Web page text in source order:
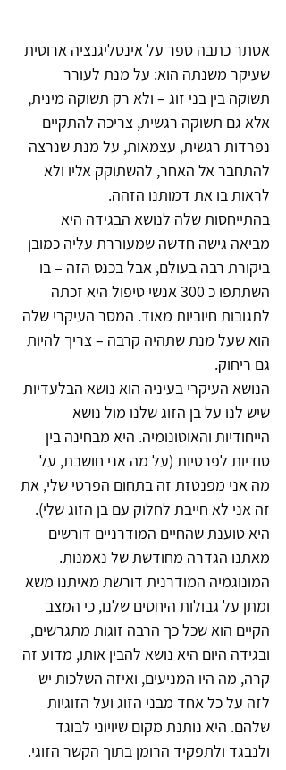
אסתר כתבה ספר על אינטליגנציה ארוטית
שעיקר משנתה הוא: על מנת לעורר
תשוקה בין בני זוג – ולא רק תשוקה מינית,
אלא גם תשוקה רגשית, צריכה להתקיים
נפרדות רגשית, עצמאות, על מנת שנרצה
להתחבר אל האחר, להשתוקק אליו ולא
לראות בו את דמותנו הזהה.
בהתייחסות שלה לנושא הבגידה היא
מביאה גישה חדשה שמעוררת עליה כמובן
ביקורת רבה בעולם, אבל בכנס הזה – בו
השתתפו כ 300 אנשי טיפול היא זכתה
לתגובות חיוביות מאוד. המסר העיקרי שלה
הוא שעל מנת שתהיה קרבה – צריך להיות
גם ריחוק.
הנושא העיקרי בעיניה הוא נושא הבלעדיות
שיש לנו על בן הזוג שלנו מול נושא
הייחודיות והאוטונומיה. היא מבחינה בין
סודיות לפרטיות (על מה אני חושבת, על
מה אני מפנטזת זה בתחום הפרטי שלי, את
זה אני לא חייבת לחלוק עם בן הזוג שלי).
היא טוענת שהחיים המודרניים דורשים
מאתנו הגדרה מחודשת של נאמנות.
המונוגמיה המודרנית דורשת מאיתנו משא
ומתן על גבולות היחסים שלנו, כי המצב
הקיים הוא שכל כך הרבה זוגות מתגרשים,
ובגידה היום היא נושא להבין אותו, מדוע זה
קרה, מה היו המניעים, ואיזה השלכות יש
לזה על כל אחד מבני הזוג ועל הזוגיות
שלהם. היא נותנת מקום שיויוני לבוגד
ולנבגד ולתפקיד הרומן בתוך הקשר הזוגי.